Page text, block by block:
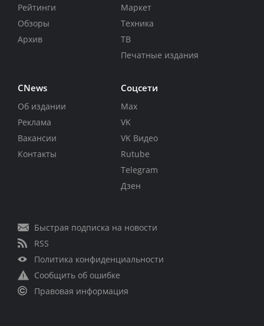
Рейтинги
Обзоры
Архив
Маркет
Техника
ТВ
Печатные издания
CNews
Об издании
Реклама
Вакансии
Контакты
Соцсети
Max
VK
VK Видео
Rutube
Telegram
Дзен
Быстрая подписка на новости
RSS
Политика конфиденциальности
Сообщить об ошибке
Правовая информация